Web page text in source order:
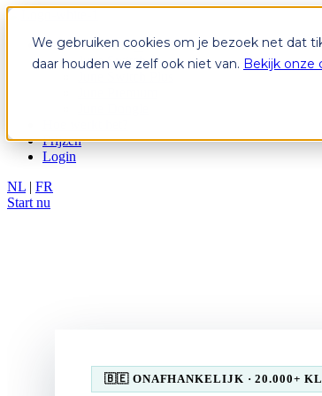
We gebruiken cookies om je bezoek net dat
daar houden we zelf ook niet van. Bekijk onze
Abonnementen
June Switch
Prijzen
Login
NL | FR
Start nu
🇧🇪 ONAFHANKELIJK · 20.000+